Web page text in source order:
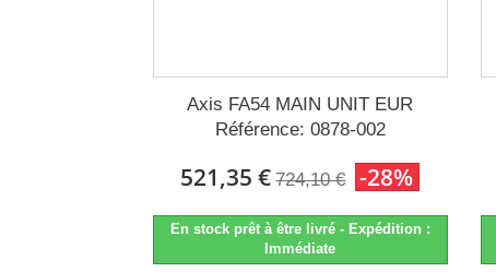
Axis FA54 MAIN UNIT EUR
Référence: 0878-002
521,35 € 724,10 € -28%
En stock prêt à être livré - Expédition :
Immédiate